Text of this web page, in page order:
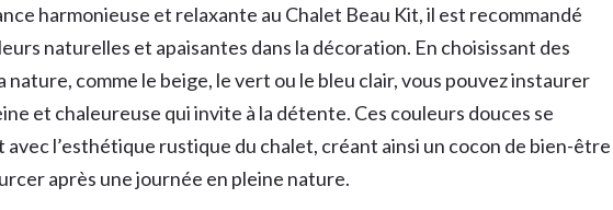
harmonieuse et relaxante au Chalet Beau Kit, il est recommandé
naturelles et apaisantes dans la décoration. En choisissant des
nature, comme le beige, le vert ou le bleu clair, vous pouvez instaurer
et chaleureuse qui invite à la détente. Ces couleurs douces se
l’esthétique rustique du chalet, créant ainsi un cocon de bien-être
après une journée en pleine nature.